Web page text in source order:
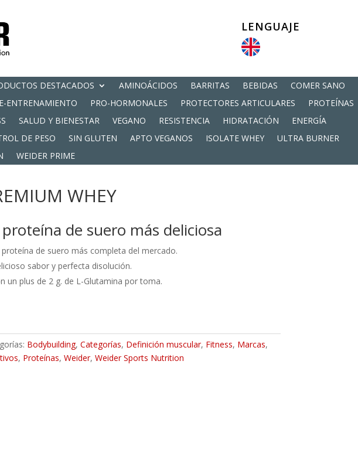
LENGUAJE
DESTACADOS AMINOÁCIDOS BARRITAS BEBIDAS
COMER SANO
ENTRENAMIENTO PRO-HORMONALES PROTECTORES ARTICULARES
PROTEÍNAS
SALUD Y BIENESTAR VEGANO RESISTENCIA HIDRATACIÓN
ENERGÍA
DE PESO SIN GLUTEN APTO VEGANOS ISOLATE WHEY
ULTRA BURNER
WEIDER PRIME
WHEY
proteína de suero más deliciosa
proteína de suero más completa del mercado.
sabor y perfecta disolución.
un plus de 2 g. de L-Glutamina por toma.
Bodybuilding, Categorías, Definición muscular, Fitness, Marcas,
, Proteínas, Weider, Weider Sports Nutrition